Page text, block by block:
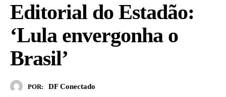
Editorial do Estadão:
‘Lula envergonha o
Brasil’
POR: DF Conectado